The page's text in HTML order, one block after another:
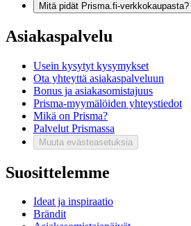
Mitä pidät Prisma.fi-verkkokaupasta?
Asiakaspalvelu
Usein kysytyt kysymykset
Ota yhteyttä asiakaspalveluun
Bonus ja asiakasomistajuus
Prisma-myymälöiden yhteystiedot
Mikä on Prisma?
Palvelut Prismassa
Muuta evästeasetuksia
Suosittelemme
Ideat ja inspiraatio
Brändit